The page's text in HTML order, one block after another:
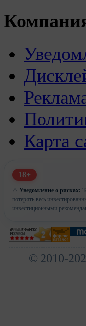
Карта
18+
⚠️ Уведомление о рисках:
потерять весь
инвестиционными
© 2010-